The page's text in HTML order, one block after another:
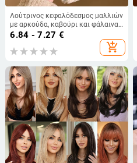
Λούτρινος κεφαλόδεσμος μαλλιών
με αρκούδα, καβούρι και φάλαινα
– γλυκό αξεσουάρ για κορίτσια
6.84 - 7.27 €
add_shopping_cart